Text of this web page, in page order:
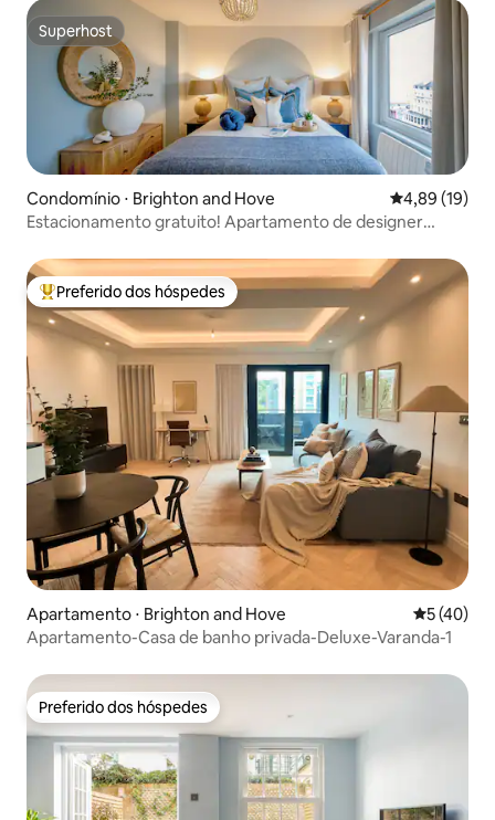
Superhost
Superhost
Condomínio ⋅ Brighton and Hove 4,89 de uma
4,89 (19)
Estacionamento gratuito! Apartamento de designer
Entre os melhores preferidos dos hóspedes
Preferido dos hóspedes
Apartamento ⋅ Brighton and Hove 5 de uma
5 (40)
Apartamento-Casa de banho privada-Deluxe-Varanda-1
Preferido dos hóspedes
Preferido dos hóspedes